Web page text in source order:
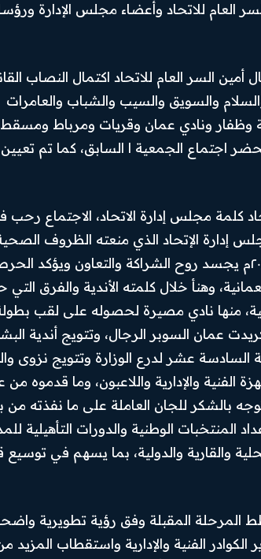
العام للاتحاد وأعضاء مجلس الإدارة
السر العام للاتحاد اكتمال النصاب
والبشائر والسلام والسويق والسيب والشباب والعامرات
وظفار ونادي عمان وقريات ومرباط
اجتماع الجمعية ا السابق، كما تم تعيين
كلمة مجلس إدارة الاتحاد، الاجتماع رحب
إدارة الإتحاد الذي منعته الظروف
الحضور ، مؤكدا أن اجتماع الجمعية العمومية رقم (1) لعام ٢٠٢٦م يجسد روح الشراكة والتعاون ويؤكد
وهنأ خلال كلمته الأندية والفرق
منها نادي مصيرة لحصوله على لقب
عمان السوبر الرجال، وتتويج أندية
عشر لدرع الوزارة وتتويج نزوى
الفنية والإدارية واللاعبون، وما قدموه
بالشكر للجان العاملة على ما نفذته من
الوطنية والدورات التأهيلية
والقارية والدولية، بما يسهم في توسيع
المرحلة المقبلة وفق رؤية تطويرية
الفنية والإدارية واستقطاب المزيد